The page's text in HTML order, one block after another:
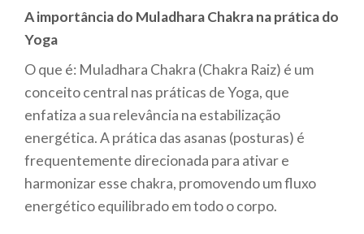
A importância do Muladhara Chakra na prática do
Yoga
O que é: Muladhara Chakra (Chakra Raiz) é um
conceito central nas práticas de Yoga, que
enfatiza a sua relevância na estabilização
energética. A prática das asanas (posturas) é
frequentemente direcionada para ativar e
harmonizar esse chakra, promovendo um fluxo
energético equilibrado em todo o corpo.